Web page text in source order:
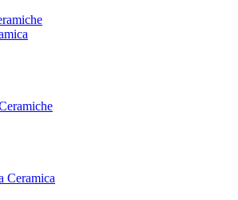
Ceramica